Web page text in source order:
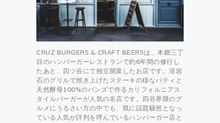
CRUZ BURGERS & CRAFT BEERSは、本郷三丁
目のハンバーガーレストランで約6年間の修行し
たあと、四ツ谷にて独立開業したお店です。溶岩
石のグリルで焼き上げたステーキの様なパティと
天然酵母100%のバンズで作るカリフォルニアス
タイルバーガーが人気の名店です。四谷界隈のグ
ルメにうるさい方の中でも、既に話題騒然となっ
ている人気が評判を呼んでいるハンバーガー店と